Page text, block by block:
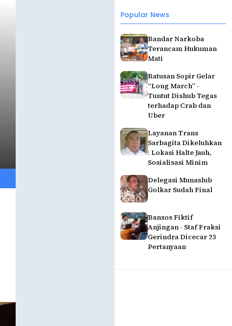
Popular News
Bandar Narkoba
Terancam Hukuman
Mati
Ratusan Sopir Gelar
“Long March” -
Tuntut Dishub Tegas
terhadap Crab dan
Uber
Layanan Trans
Sarbagita Dikeluhkan
: Lokasi Halte Jauh,
Sosialisasi Minim
Delegasi Munaslub
Golkar Sudah Final
Bansos Fiktif
Anjingan - Staf Fraksi
Gerindra Dicecar 23
Pertanyaan